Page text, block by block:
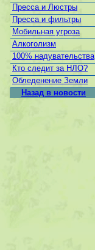
Пресса и Люстры
Пресса и фильтры
Мобильная угроза
Алкоголизм
100% надувательства
Кто следит за НЛО?
Обледенение Земли
Назад в новости